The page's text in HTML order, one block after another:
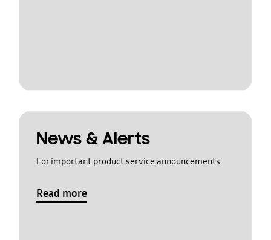
News & Alerts
For important product service announcements
Read more